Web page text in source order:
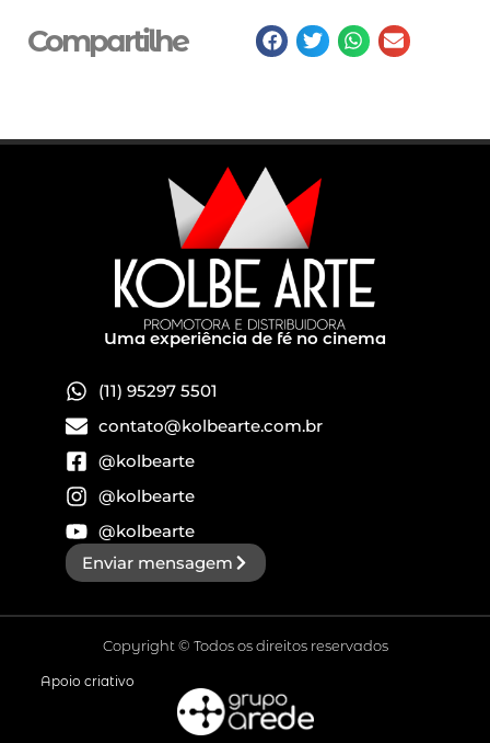
Compartilhe
Uma experiência de fé no cinema
(11) 95297 5501
contato@kolbearte.com.br
@kolbearte
@kolbearte
@kolbearte
Enviar mensagem
Copyright © Todos os direitos reservados
Apoio criativo